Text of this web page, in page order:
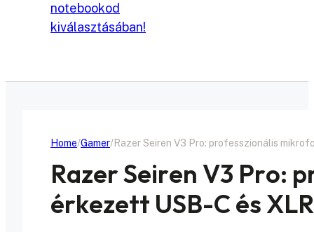
notebookod
kiválasztásában!
Home Gamer Razer Seiren V3 Pro: professzionális
Razer Seiren V3 Pro:
érkezett USB-C és